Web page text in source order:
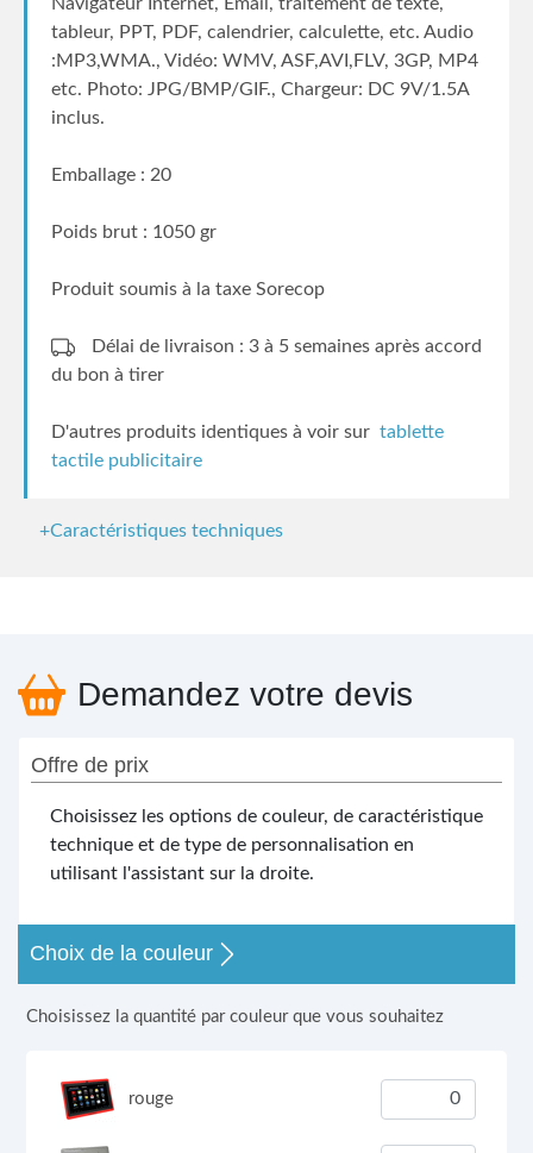
tableur, PPT, PDF, calendrier, calculette, etc. Audio
:MP3,WMA., Vidéo: WMV, ASF,AVI,FLV, 3GP, MP4
etc. Photo: JPG/BMP/GIF., Chargeur: DC 9V/1.5A
inclus.
Emballage : 20
Poids brut : 1050 gr
Produit soumis à la taxe Sorecop
Délai de livraison : 3 à 5 semaines après accord
du bon à tirer
D'autres produits identiques à voir sur tablette
tactile publicitaire
+Caractéristiques techniques
Demandez votre devis
Offre de prix
Choisissez les options de couleur, de caractéristique
technique et de type de personnalisation en
utilisant l'assistant sur la droite.
Choix de la couleur
Choisissez la quantité par couleur que vous souhaitez
rouge